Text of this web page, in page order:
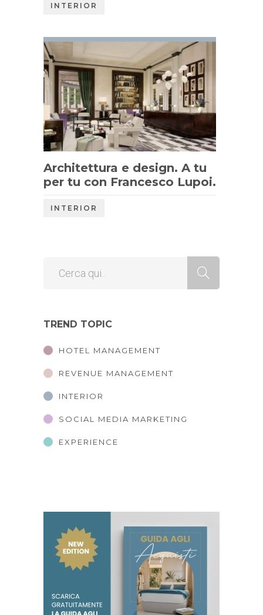
INTERIOR
Architettura e design. A tu
per tu con Francesco Lupoi.
INTERIOR
TREND TOPIC
HOTEL MANAGEMENT
REVENUE MANAGEMENT
INTERIOR
SOCIAL MEDIA MARKETING
EXPERIENCE